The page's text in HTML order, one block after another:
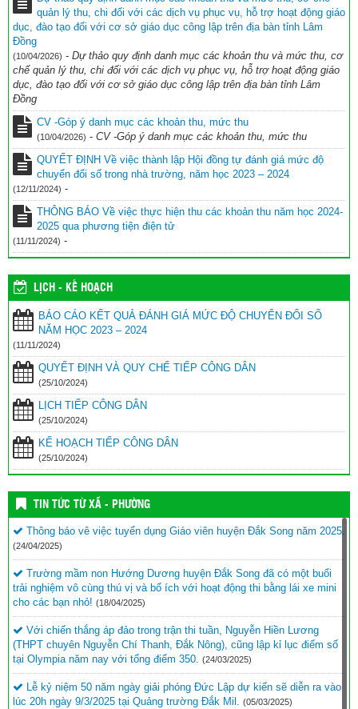
BIÊN BẢN Tự đánh giá mức độ chuyển đổi số trong nhà trường
Năm học 2023 – 2024 (11/11/2024)
BÁO CÁO KẾT QUẢ ĐÁNH GIÁ MỨC ĐỘ CHUYỂN ĐỔI SỐ NĂM
HỌC 2023 – 2024 (11/11/2024)
quản lý thu, chi đối với các dịch vụ phục vụ, hỗ trợ hoạt động giáo
dục, đào tạo đối với cơ sở giáo dục công lập trên địa bàn tỉnh Lâm
Đồng
(10/04/2026) - Dự thảo quy định danh mục các khoản thu và mức thu, cơ
chế quản lý thu, chi đối với các dịch vụ phục vụ, hỗ trợ hoạt động giáo
dục, đào tạo đối với cơ sở giáo dục công lập trên địa bàn tỉnh Lâm
Đồng
CV -Góp ý danh mục các khoản thu, mức thu
(10/04/2026) - CV -Góp ý danh mục các khoản thu, mức thu
QUYẾT ĐỊNH Về việc thành lập Hội đồng tự đánh giá mức độ
chuyển đổi số trong nhà trường, năm học 2023 – 2024
(12/11/2024) -
THÔNG BÁO Về việc thực hiện thu các khoản thu năm học 2024-
2025 qua phương tiện điện tử
(11/11/2024) -
LỊCH - KẾ HOẠCH
BÁO CÁO KẾT QUẢ ĐÁNH GIÁ MỨC ĐỘ CHUYỂN ĐỔI SỐ
NĂM HỌC 2023 – 2024
(11/11/2024)
QUYẾT ĐỊNH VÀ QUY CHẾ TIẾP CÔNG DÂN
(25/10/2024)
LỊCH TIẾP CÔNG DÂN
(25/10/2024)
KẾ HOẠCH TIẾP CÔNG DÂN
(25/10/2024)
TIN TỨC TỪ XÃ - PHƯỜNG
Thông báo vê việc tuyển dụng Giáo viên huyện Đắk Song năm 2025.
(24/04/2025)
Trường mầm non Hướng Dương huyện Đắk Song đã có một buổi
trải nghiệm vô cùng thú vị và bổ ích với hoạt động thi bằng lái xe mini
cho các bạn nhỏ! (18/04/2025)
Với chiến thắng áp đảo trong trận thi tuần, Nguyễn Hiền Lương
(THPT chuyên Nguyễn Chí Thanh, Đắk Nông), cũng lập kỉ lục điểm số
tại Olympia năm nay với tổng điểm 350.
(24/03/2025)
Lễ kỷ niệm 50 năm ngày giải phóng Đức Lập dự kiến sẽ diễn ra vào
lúc 20h ngày 9/3/2025 tại Quảng trường Đắk Mil.
(05/03/2025)